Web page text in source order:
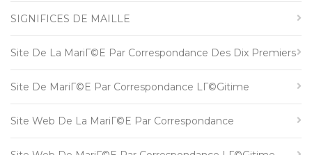
SIGNIFICES DE MAILLE
Site De La MariГ©e Par Correspondance Des Dix Premiers
Site De MariГ©e Par Correspondance LГ©gitime
Site Web De La MariГ©e Par Correspondance